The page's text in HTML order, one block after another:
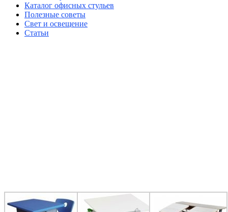
Каталог офисных стульев
Полезные советы
Свет и освещение
Статьи